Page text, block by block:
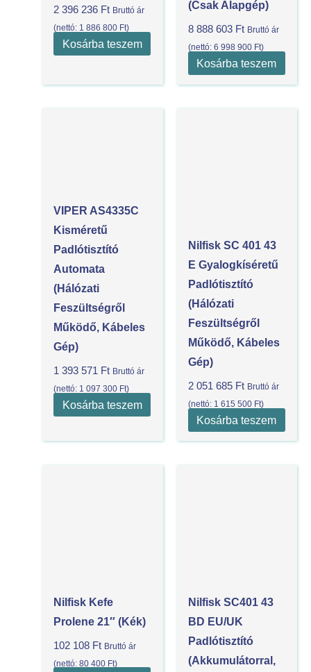
2 396 236 Ft Bruttó ár
(nettó: 1 886 800 Ft)
Kosárba teszem
(csak Alapgép)
8 888 603 Ft Bruttó ár
(nettó: 6 998 900 Ft)
Kosárba teszem
VIPER AS4335C
Kisméretű
Padlótisztító
Automata
(Hálózati
Feszültségről
Működő, Kábeles
Gép)
1 393 571 Ft Bruttó ár
(nettó: 1 097 300 Ft)
Kosárba teszem
Nilfisk SC 401 43
E Gyalogkíséretű
Padlótisztító
(Hálózati
Feszültségről
Működő, Kábeles
Gép)
2 051 685 Ft Bruttó ár
(nettó: 1 615 500 Ft)
Kosárba teszem
Nilfisk Kefe
Prolene 21″ (Kék)
102 108 Ft Bruttó ár
(nettó:80 400 Ft)
Nilfisk SC401 43
BD EU/UK
Padlótisztító
(akkumulátorral,